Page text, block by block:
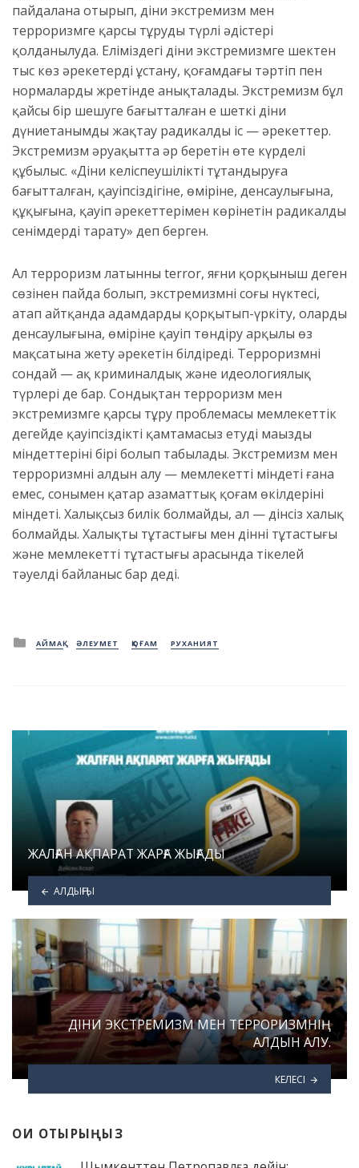
пайдалана отырып, діни экстремизм мен
терроризмге қарсы тұрудың түрлі әдістері
қолданылуда. Еліміздегі діни экстремизмге шектен
тыс көз әрекетерді ұстану, қоғамдағы тәртіп пен
нормаларды жретінде анықталады. Экстремизм бұл
қайсы бір шешуге бағытталған ең шеткі діни
дүниетанымды жақтау радикалды іс — әрекеттер.
Экстремизм әруақытта әр беретін өте күрделі
құбылыс. «Діни келіспеушілікті тұтандыруға
бағытталған, қауіпсіздігіне, өміріне, денсаулығына,
құқығына, қауіп әрекеттерімен көрінетін радикалды
сенімдерді тарату» деп берген.
Ал терроризм латынның terror, яғни қорқыныш деген
сөзінен пайда болып, экстремизмнің соңғы нүктесі,
атап айтқанда адамдарды қорқытып-үркіту, олардың
денсаулығына, өміріне қауіп төндіру арқылы өз
мақсатына жету әрекетін білдіреді. Терроризмнің
сондай — ақ криминалдық және идеологиялық
түрлері де бар. Сондықтан терроризм мен
экстремизмге қарсы тұру проблемасы мемлекеттік
деңгейде қауіпсіздікті қамтамасыз етудің маңызды
міндеттерінің бірі болып табылады. Экстремизм мен
терроризмнің алдын алу — мемлекеттің міндеті ғана
емес, сонымен қатар азаматтық қоғам өкілдерінің
міндеті. Халықсыз билік болмайды, ал — дінсіз халық
болмайды. Халықтың тұтастығы мен діннің тұтастығы
жəне мемлекеттің тұтастығы арасында тікелей
тəуелді байланыс бар деді.
Posted
in
АЙМАҚ ӘЛЕУМЕТ ҚОҒАМ РУХАНИЯТ
ЖАЛҒАН АҚПАРАТ ЖАРҒА ЖЫҒАДЫ
АЛДЫҢҒЫ
ДІНИ ЭКСТРЕМИЗМ МЕН ТЕРРОРИЗМНІҢ
АЛДЫН АЛУ.
КЕЛЕСІ
ОҚИ ОТЫРЫҢЫЗ